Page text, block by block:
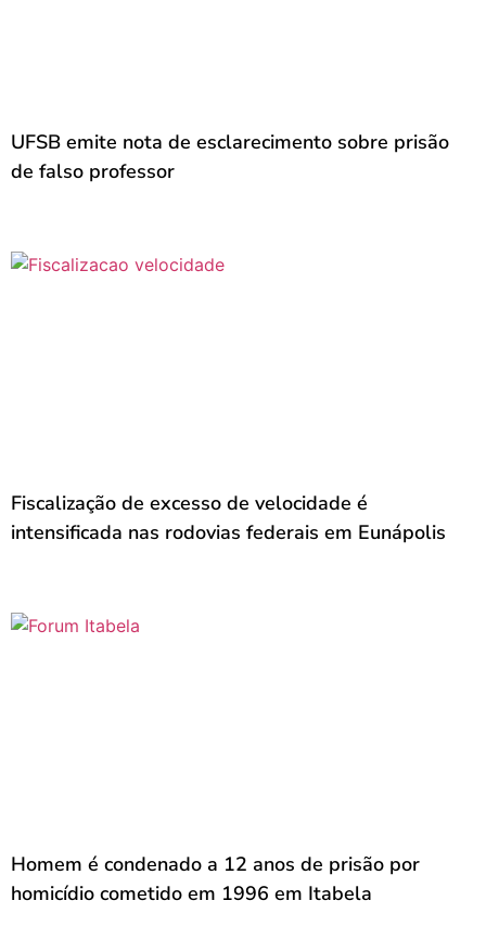
UFSB emite nota de esclarecimento sobre prisão
de falso professor
Fiscalização de excesso de velocidade é
intensificada nas rodovias federais em Eunápolis
Homem é condenado a 12 anos de prisão por
homicídio cometido em 1996 em Itabela